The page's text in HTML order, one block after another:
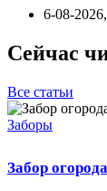
6-08-
Сейчас
Все статьи
Заборы
Забор